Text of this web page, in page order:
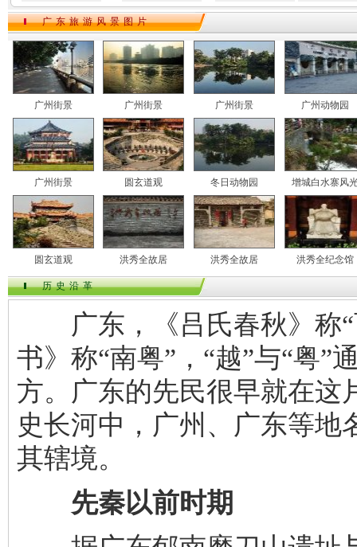
广东旅游风景图片
广州街景 广州街景 广州街景 广州动物园
广州街景 圆玄道观 冬日动物园 增城白水寨风
圆玄道观 洪秀全故居 洪秀全故居 洪秀全纪念馆
历史沿革
广东，《吕氏春秋》称“
书》称“南粤”，“越”与“粤”
方。广东的先民很早就在这
史长河中，广州、广东等地
其辖境。
先秦以前时期